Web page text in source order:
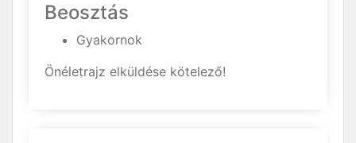
Beosztás
Gyakornok
Önéletrajz elküldése kötelező!